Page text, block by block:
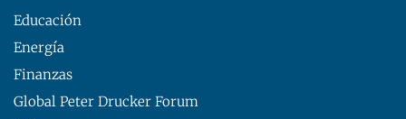
Educación
Energía
Finanzas
Global Peter Drucker Forum